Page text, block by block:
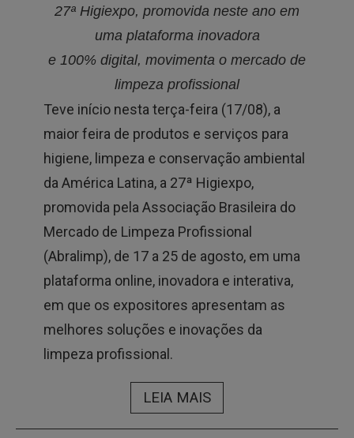
27ª Higiexpo, promovida neste ano em
uma plataforma inovadora
e 100% digital, movimenta o mercado de
limpeza profissional
Teve início nesta terça-feira (17/08), a
maior feira de produtos e serviços para
higiene, limpeza e conservação ambiental
da América Latina, a 27ª Higiexpo,
promovida pela Associação Brasileira do
Mercado de Limpeza Profissional
(Abralimp), de 17 a 25 de agosto, em uma
plataforma online, inovadora e interativa,
em que os expositores apresentam as
melhores soluções e inovações da
limpeza profissional.
LEIA MAIS